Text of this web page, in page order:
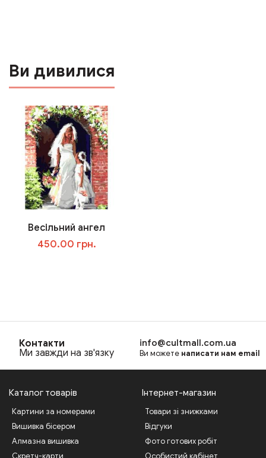
Ви дивилися
Весільний ангел
450.00 грн.
Контакти
Ми завжди на зв'язку
info@cultmall.com.ua
Ви можете написати нам email
Каталог товарів
Картини за номерами
Вишивка бісером
Алмазна вишивка
Скретч-карти
Інтернет-магазин
Товари зі знижками
Відгуки
Фото готових робіт
Особистий кабінет